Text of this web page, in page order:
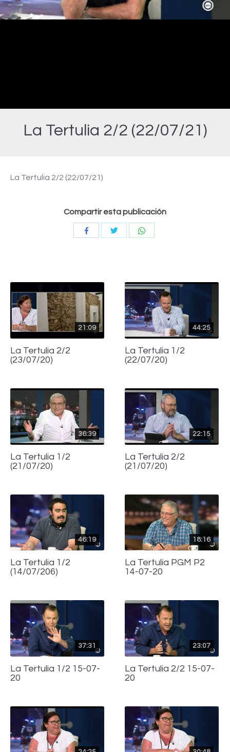
La Tertulia 2/2 (22/07/21)
Video
La Tertulia 2/2 (22/07/21)
Compartir esta publicación
CompartirCompartir
21:09
La Tertulia 2/2
(23/07/20)
44:25
La Tertulia 1/2
(22/07/20)
36:39
La Tertulia 1/2
(21/07/20)
22:15
La Tertulia 2/2
(21/07/20)
46:19
La Tertulia 1/2
(14/07/206)
18:16
La Tertulia PGM P2
14-07-20
37:31
La Tertulia 1/2 15-07-
20
23:07
La Tertulia 2/2 15-07-
20